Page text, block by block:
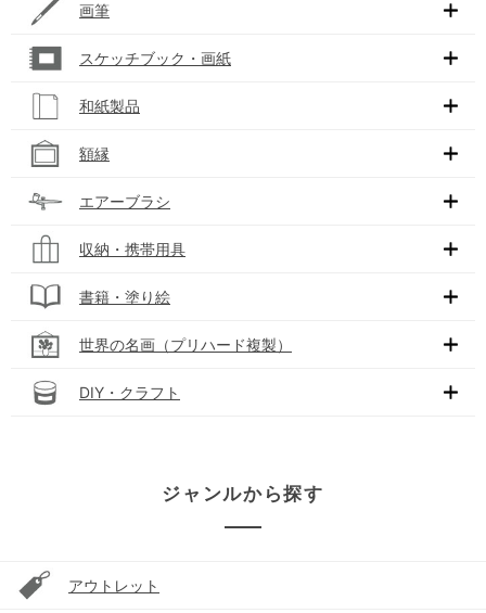
画筆
スケッチブック・画紙
和紙製品
額縁
エアーブラシ
収納・携帯用具
書籍・塗り絵
世界の名画（プリハード複製）
DIY・クラフト
ジャンルから探す
アウトレット